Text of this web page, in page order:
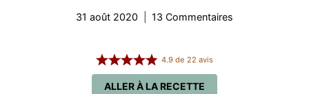
31 août 2020 13 Commentaires
ALLER À LA RECETTE
4.9de 22 avis